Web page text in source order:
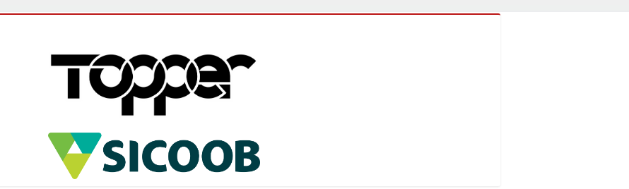
Federação abre inscrições para os
interessados em participar do Campeonato
Mineiro Feminino Sub-17
A Federação Mineira de Futebol (FMF) comunica que
estão abertas as inscrições para o Campeonato
interessados em participar desta...Leia mais